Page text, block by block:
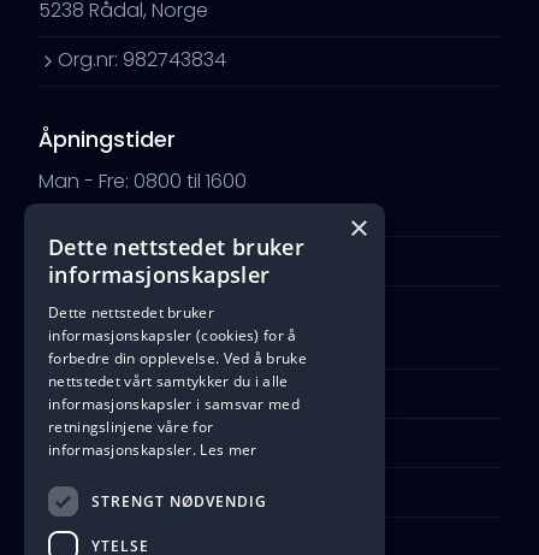
5238 Rådal, Norge
Org.nr: 982743834
Åpningstider
Man - Fre: 0800 til 1600
Åpne Google Maps
Ta kontakt
Telefon: +47 55 91 33 19
Kontaktskjema
firmapost@b-e-a.no
×
Dette nettstedet bruker
informasjonskapsler
Dette nettstedet bruker
informasjonskapsler (cookies) for å
forbedre din opplevelse. Ved å bruke
nettstedet vårt samtykker du i alle
informasjonskapsler i samsvar med
retningslinjene våre for
informasjonskapsler. Les mer
STRENGT NØDVENDIG
YTELSE